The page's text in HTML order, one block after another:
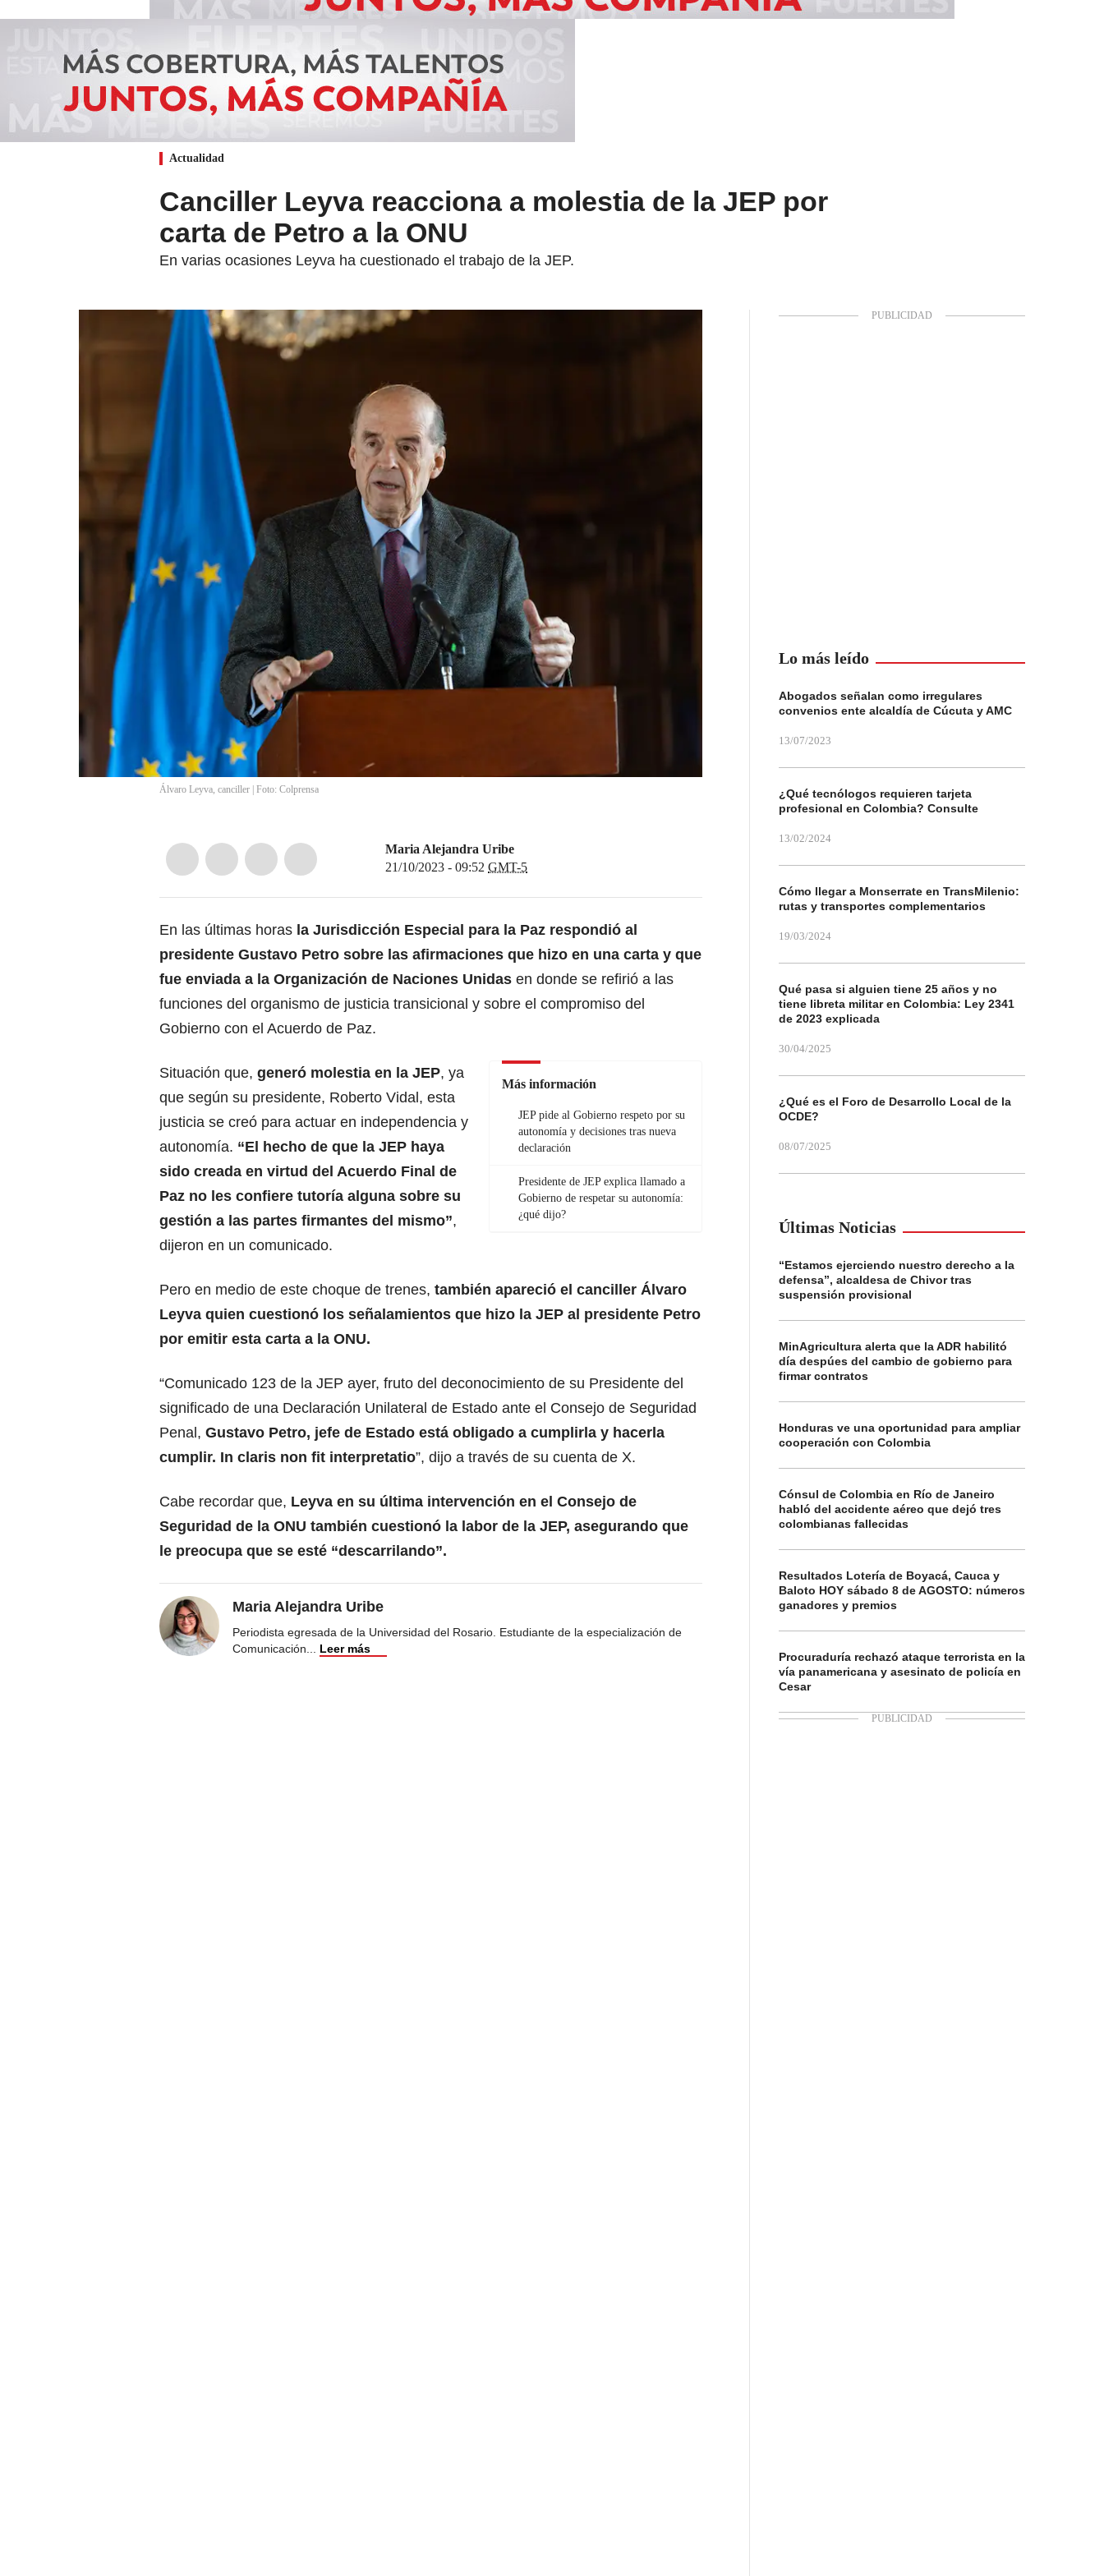
Actualidad
Canciller Leyva reacciona a molestia de la JEP por
carta de Petro a la ONU
En varias ocasiones Leyva ha cuestionado el trabajo de la JEP.
Álvaro Leyva, canciller | Foto: Colprensa
Maria Alejandra Uribe
21/10/2023 - 09:52 GMT-5
En las últimas horas la Jurisdicción Especial para la Paz respondió al
presidente Gustavo Petro sobre las afirmaciones que hizo en una carta y que
fue enviada a la Organización de Naciones Unidas en donde se refirió a las
funciones del organismo de justicia transicional y sobre el compromiso del
Gobierno con el Acuerdo de Paz.
Más información
JEP pide al Gobierno respeto por su
autonomía y decisiones tras nueva
declaración
Presidente de JEP explica llamado a
Gobierno de respetar su autonomía:
¿qué dijo?
Situación que, generó molestia en la JEP, ya
que según su presidente, Roberto Vidal, esta
justicia se creó para actuar en independencia y
autonomía. “El hecho de que la JEP haya
sido creada en virtud del Acuerdo Final de
Paz no les confiere tutoría alguna sobre su
gestión a las partes firmantes del mismo”,
dijeron en un comunicado.
Pero en medio de este choque de trenes, también apareció el canciller Álvaro
Leyva quien cuestionó los señalamientos que hizo la JEP al presidente Petro
por emitir esta carta a la ONU.
“Comunicado 123 de la JEP ayer, fruto del deconocimiento de su Presidente del
significado de una Declaración Unilateral de Estado ante el Consejo de Seguridad
Penal, Gustavo Petro, jefe de Estado está obligado a cumplirla y hacerla
cumplir. In claris non fit interpretatio”, dijo a través de su cuenta de X.
Cabe recordar que, Leyva en su última intervención en el Consejo de
Seguridad de la ONU también cuestionó la labor de la JEP, asegurando que
le preocupa que se esté “descarrilando”.
Maria Alejandra Uribe
Periodista egresada de la Universidad del Rosario. Estudiante de la especialización de
Comunicación... Leer más
Lo más leído
Abogados señalan como irregulares
convenios ente alcaldía de Cúcuta y AMC
13/07/2023
¿Qué tecnólogos requieren tarjeta
profesional en Colombia? Consulte
13/02/2024
Cómo llegar a Monserrate en TransMilenio:
rutas y transportes complementarios
19/03/2024
Qué pasa si alguien tiene 25 años y no
tiene libreta militar en Colombia: Ley 2341
de 2023 explicada
30/04/2025
¿Qué es el Foro de Desarrollo Local de la
OCDE?
08/07/2025
Últimas Noticias
“Estamos ejerciendo nuestro derecho a la
defensa”, alcaldesa de Chivor tras
suspensión provisional
MinAgricultura alerta que la ADR habilitó
día despúes del cambio de gobierno para
firmar contratos
Honduras ve una oportunidad para ampliar
cooperación con Colombia
Cónsul de Colombia en Río de Janeiro
habló del accidente aéreo que dejó tres
colombianas fallecidas
Resultados Lotería de Boyacá, Cauca y
Baloto HOY sábado 8 de AGOSTO: números
ganadores y premios
Procuraduría rechazó ataque terrorista en la
vía panamericana y asesinato de policía en
Cesar